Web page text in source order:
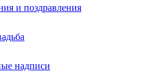
и поздравления
надписи